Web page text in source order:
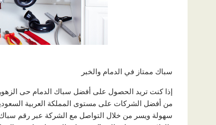
سباك ممتاز في الدمام والخبر
إذا كنت تريد الحصول على أفضل سباك الدمام حى
من أفضل الشركات على مستوى المملكة العربية
سهولة ويسر من خلال التواصل مع الشركة عبر رقم